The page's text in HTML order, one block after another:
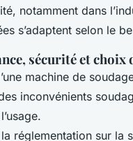
notamment dans
s’adaptent selon le
sécurité et choix
machine de
inconvénients
réglementation sur la